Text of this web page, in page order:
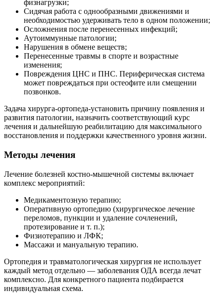
физнагрузки;
Сидячая работа с однообразными движениями и
необходимостью удерживать тело в одном положении;
Осложнения после перенесенных инфекций;
Аутоиммунные патологии;
Нарушения в обмене веществ;
Перенесенные травмы в спорте и возрастные
изменения;
Повреждения ЦНС и ПНС. Периферическая система
может повреждаться при остеофите или смещении
позвонков.
Задача хирурга-ортопеда-установить причину появления и
развития патологии, назначить соответствующий курс
лечения и дальнейшую реабилитацию для максимального
восстановления и поддержки качественного уровня жизни.
Методы лечения
Лечение болезней костно-мышечной системы включает
комплекс мероприятий:
Медикаментозную терапию;
Оперативную ортопедию (хирургическое лечение
переломов, пункции и удаление сочленений,
протезирование и т. п.);
Физиотерапию и ЛФК;
Массажи и мануальную терапию.
Ортопедия и травматологическая хирургия не использует
каждый метод отдельно — заболевания ОДА всегда лечат
комплексно. Для конкретного пациента подбирается
индивидуальная схема.